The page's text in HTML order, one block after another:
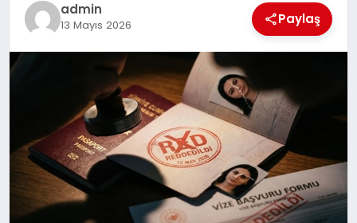
EKONOMI
admin
13 Mayıs 2026 Paylaş